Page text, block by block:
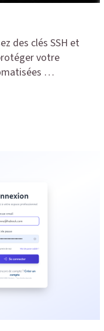
des clés SSH et
votre
…